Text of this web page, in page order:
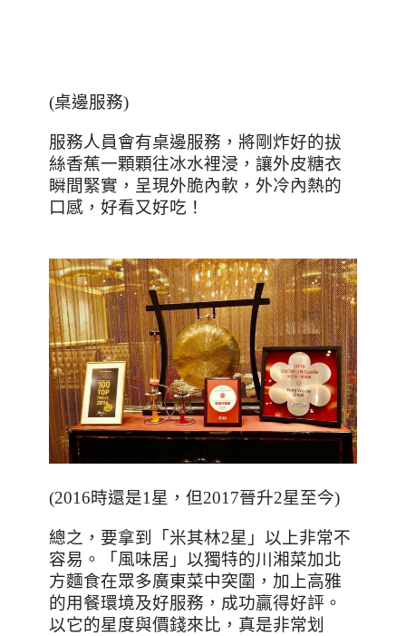
(桌邊服務)
服務人員會有桌邊服務，將剛炸好的拔
絲香蕉一顆顆往冰水裡浸，讓外皮糖衣
瞬間緊實，呈現外脆內軟，外冷內熱的
口感，好看又好吃！
(2016時還是1星，但2017晉升2星至今)
總之，要拿到「米其林2星」以上非常不
容易。「風味居」以獨特的川湘菜加北
方麵食在眾多廣東菜中突圍，加上高雅
的用餐環境及好服務，成功贏得好評。
以它的星度與價錢來比，真是非常划